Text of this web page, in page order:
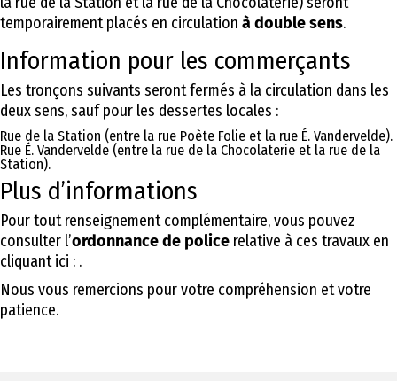
temporairement placés en circulation à double sens.
Information pour les commerçants
Les tronçons suivants seront fermés à la circulation dans les
deux sens, sauf pour les dessertes locales :
Rue de la Station (entre la rue Poète Folie et la rue É. Vandervelde).
Rue É. Vandervelde (entre la rue de la Chocolaterie et la rue de la
Station).
Plus d’informations
Pour tout renseignement complémentaire, vous pouvez
consulter l’ordonnance de police relative à ces travaux en
cliquant ici : .
Nous vous remercions pour votre compréhension et votre
patience.